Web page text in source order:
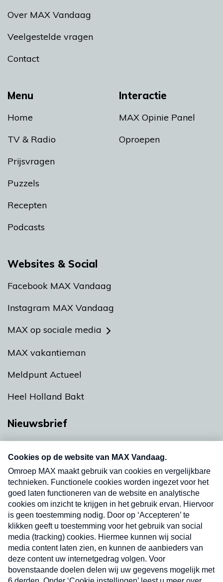
Menu
Home
TV & Radio
Prijsvragen
Puzzels
Recepten
Podcasts
Interactie
MAX Opinie Panel
Oproepen
Over MAX Vandaag
Veelgestelde vragen
Contact
Websites & Social
Facebook MAX Vandaag
Instagram MAX Vandaag
MAX op sociale media
MAX vakantieman
Meldpunt Actueel
Heel Holland Bakt
Nieuwsbrief
Neem hier een gratis abonnement op onze
nieuwsbrief. Elke vrijdag- en dinsdagochtend in
uw mailbox.
Verzend